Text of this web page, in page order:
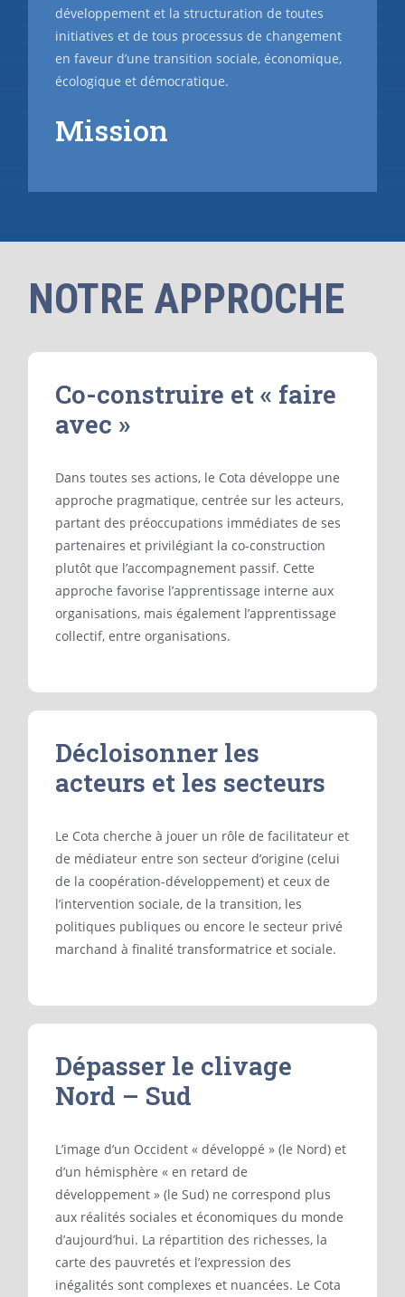
développement et la structuration de toutes
initiatives et de tous processus de changement
en faveur d’une transition sociale, économique,
écologique et démocratique.
Mission
NOTRE APPROCHE
Co-construire et « faire
avec »
Dans toutes ses actions, le Cota développe une
approche pragmatique, centrée sur les acteurs,
partant des préoccupations immédiates de ses
partenaires et privilégiant la co-construction
plutôt que l’accompagnement passif. Cette
approche favorise l’apprentissage interne aux
organisations, mais également l’apprentissage
collectif, entre organisations.
Décloisonner les
acteurs et les secteurs
Le Cota cherche à jouer un rôle de facilitateur et
de médiateur entre son secteur d’origine (celui
de la coopération-développement) et ceux de
l’intervention sociale, de la transition, les
politiques publiques ou encore le secteur privé
marchand à finalité transformatrice et sociale.
Dépasser le clivage
Nord – Sud
L’image d’un Occident « développé » (le Nord) et
d’un hémisphère « en retard de
développement » (le Sud) ne correspond plus
aux réalités sociales et économiques du monde
d’aujourd’hui. La répartition des richesses, la
carte des pauvretés et l’expression des
inégalités sont complexes et nuancées. Le Cota